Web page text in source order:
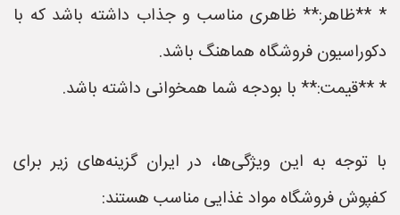
* **ظاهر:** ظاهری مناسب و جذاب داشته باشد که با
دکوراسیون فروشگاه هماهنگ باشد.
* **قیمت:** با بودجه شما همخوانی داشته باشد.
با توجه به این ویژگی‌ها، در ایران گزینه‌های زیر برای
کفپوش فروشگاه مواد غذایی مناسب هستند: